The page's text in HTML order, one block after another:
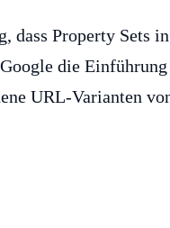
dass Property Sets
die
URL-Varianten